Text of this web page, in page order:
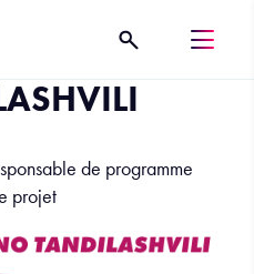
de programme
projet